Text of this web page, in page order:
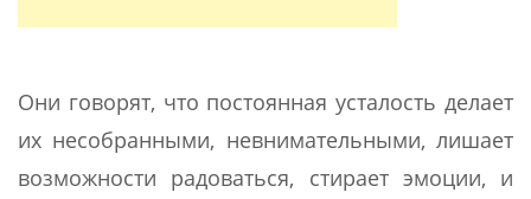
Они говорят, что постоянная усталость делает
их несобранными, невнимательными, лишает
возможности радоваться, стирает эмоции, и